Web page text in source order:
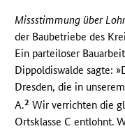
Missstimmung über
der Baubetriebe des
Ein parteiloser
Dippoldiswalde sagte:
Dresden, die in
A.2 Wir verrichten die
Ortsklasse C entlohnt.